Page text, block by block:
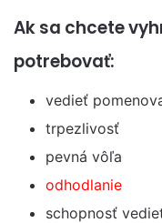
Ak sa chcete
potrebovať:
vedieť
trpezlivosť
pevná vôľa
odhodlanie
schopnosť